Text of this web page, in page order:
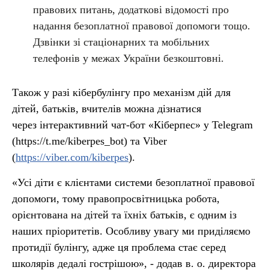
правових питань, додаткові відомості про
надання безоплатної правової допомоги тощо.
Дзвінки зі стаціонарних та мобільних
телефонів у межах України безкоштовні.
Також у разі кібербулінгу про механізм дій для
дітей, батьків, вчителів можна дізнатися
через інтерактивний чат-бот «Кіберпес» у Telegram
(https://t.me/kiberpes_bot) та Viber
(https://viber.com/kiberpes).
«Усі діти є клієнтами системи безоплатної правової
допомоги, тому правопросвітницька робота,
орієнтована на дітей та їхніх батьків, є одним із
наших пріоритетів. Особливу увагу ми приділяємо
протидії булінгу, адже ця проблема стає серед
школярів дедалі гострішою», - додав в. о. директора